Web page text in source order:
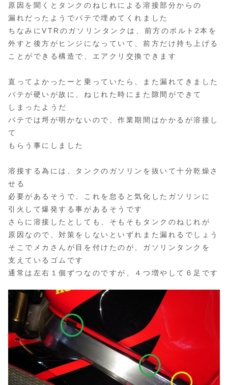
原因を聞くとタンクのねじれによる溶接部分からの
漏れだったようでパテで埋めてくれました
ちなみにVTRのガソリンタンクは、前方のボルト2本を
外すと後方がヒンジになっていて、前方だけ持ち上げる
ことができる構造で、エアクリ交換できます
直ってよかったーと乗っていたら、また漏れてきました
パテが硬いが故に、ねじれた時にまた隙間ができて
しまったようだ
パテでは埒が明かないので、作業期間はかかるが溶接し
て
もらう事にしました
溶接する為には、タンクのガソリンを抜いて十分乾燥さ
せる
必要があるそうで、これを怠ると気化したガソリンに
引火して爆発する事があるそうです
さらに溶接したとしても、そもそもタンクのねじれが
原因なので、対策をしないといずれまた漏れるでしょう
そこでメカさんが目を付けたのが、ガソリンタンクを
支えているゴムです
通常は左右１個ずつなのですが、４つ増やして６足です